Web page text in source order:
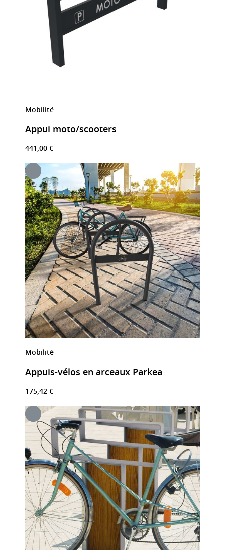
Mobilité
Appui moto/scooters
441,00 €
Mobilité
Appuis-vélos en arceaux Parkea
175,42 €